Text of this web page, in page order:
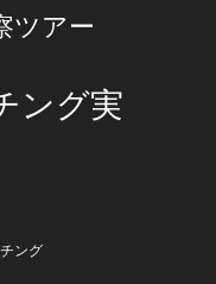
ツアー
ング実
ング